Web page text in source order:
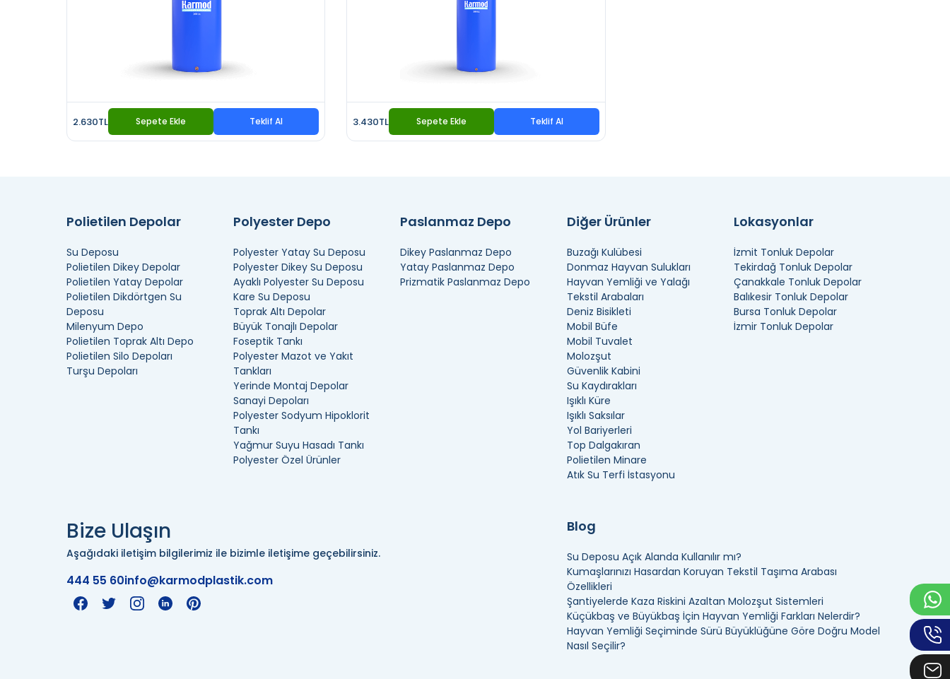
2.630TL Sepete Ekle Teklif Al 3.430TL Sepete Ekle Teklif Al
Polietilen Depolar
Su Deposu
Polietilen Dikey Depolar
Polietilen Yatay Depolar
Polietilen Dikdörtgen Su
Deposu
Milenyum Depo
Polietilen Toprak Altı Depo
Polietilen Silo Depoları
Turşu Depoları
Polyester Depo
Polyester Yatay Su Deposu
Polyester Dikey Su Deposu
Ayaklı Polyester Su Deposu
Kare Su Deposu
Toprak Altı Depolar
Büyük Tonajlı Depolar
Foseptik Tankı
Polyester Mazot ve Yakıt
Tankları
Yerinde Montaj Depolar
Sanayi Depoları
Polyester Sodyum Hipoklorit
Tankı
Yağmur Suyu Hasadı Tankı
Polyester Özel Ürünler
Paslanmaz Depo
Dikey Paslanmaz Depo
Yatay Paslanmaz Depo
Prizmatik Paslanmaz Depo
Diğer Ürünler
Buzağı Kulübesi
Donmaz Hayvan Sulukları
Hayvan Yemliği ve Yalağı
Tekstil Arabaları
Deniz Bisikleti
Mobil Büfe
Mobil Tuvalet
Molozşut
Güvenlik Kabini
Su Kaydırakları
Işıklı Küre
Işıklı Saksılar
Yol Bariyerleri
Top Dalgakıran
Polietilen Minare
Atık Su Terfi İstasyonu
Lokasyonlar
İzmit Tonluk Depolar
Tekirdağ Tonluk Depolar
Çanakkale Tonluk Depolar
Balıkesir Tonluk Depolar
Bursa Tonluk Depolar
İzmir Tonluk Depolar
Bize Ulaşın
Aşağıdaki iletişim bilgilerimiz ile bizimle iletişime geçebilirsiniz.
444 55 60info@karmodplastik.com
Blog
Su Deposu Açık Alanda Kullanılır mı?
Kumaşlarınızı Hasardan Koruyan Tekstil Taşıma Arabası
Özellikleri
Şantiyelerde Kaza Riskini Azaltan Molozşut Sistemleri
Küçükbaş ve Büyükbaş İçin Hayvan Yemliği Farkları Nelerdir?
Hayvan Yemliği Seçiminde Sürü Büyüklüğüne Göre Doğru Model
Nasıl Seçilir?